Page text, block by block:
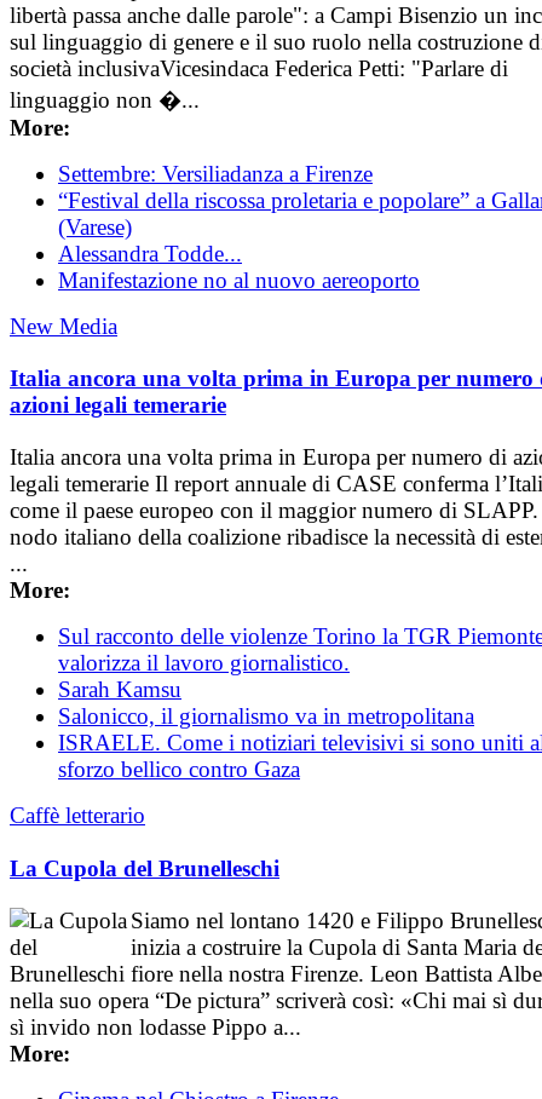
libertà passa anche dalle parole": a Campi Bisenzio un
sul linguaggio di genere e il suo ruolo nella costruzione
società inclusivaVicesindaca Federica Petti: "Parlare di
linguaggio non �...
More:
Settembre: Versiliadanza a Firenze
“Festival della riscossa proletaria e popolare” a
(Varese)
Alessandra Todde...
Manifestazione no al nuovo aereoporto
New Media
Italia ancora una volta prima in Europa per numero
azioni legali temerarie
Italia ancora una volta prima in Europa per numero di
legali temerarie Il report annuale di CASE conferma
come il paese europeo con il maggior numero di
nodo italiano della coalizione ribadisce la necessità di
...
More:
Sul racconto delle violenze Torino la TGR
valorizza il lavoro giornalistico.
Sarah Kamsu
Salonicco, il giornalismo va in metropolitana
ISRAELE. Come i notiziari televisivi si sono uniti
sforzo bellico contro Gaza
Caffè letterario
La Cupola del Brunelleschi
Siamo nel lontano 1420 e Filippo
inizia a costruire la Cupola di Santa Maria
fiore nella nostra Firenze. Leon Battista
nella suo opera “De pictura” scriverà così: «Chi mai sì
sì invido non lodasse Pippo a...
More: